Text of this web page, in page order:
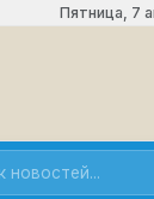
Пятница, 7